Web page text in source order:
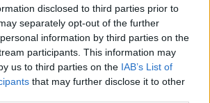
disclosed to third parties prior to
separately opt-out of the further
information by third parties on the
participants. This information may
us to third parties on the IAB’s List of
that may further disclose it to other